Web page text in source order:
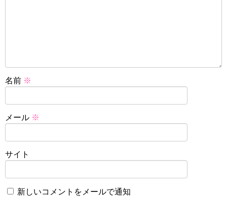
名前 ※
メール ※
サイト
新しいコメントをメールで通知